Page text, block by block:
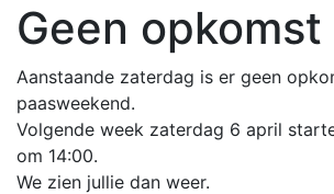
Geen opkomst
Aanstaande zaterdag is er geen
paasweekend.
Volgende week zaterdag 6 april
om 14:00.
We zien jullie dan weer.